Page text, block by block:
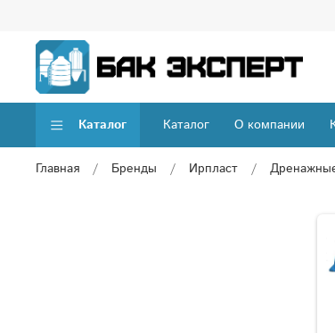
Каталог Каталог О компании
Главная Бренды Ирпласт